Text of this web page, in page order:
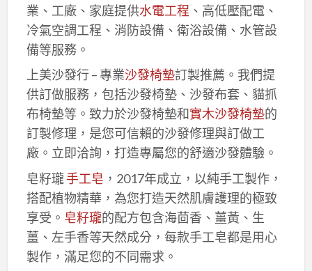
業、工廠、家庭提供水電工程 、高低壓配電、
冷氣空調工程、消防設備、衛浴設備、水管設
備等服務。
上美沙發行 – 專業沙發椅墊訂製推薦。我們提
供訂做服務，包括沙發椅墊、沙發布套、貓抓
布椅墊等。致力於沙發椅墊和實木沙發椅墊的
訂製修理，是您可信賴的沙發修理與訂做工
廠。立即洽詢，打造專屬您的舒適沙發體驗。
皂籽瓏手工皂 ，2017年成立，以純手工製作，
搭配植物精華，為您打造天然肌膚護理的極致
享受。 皂籽瓏的配方包含海茴香、薑黃、生
薑、左手香等天然成分，每款手工皂都是用心
製作，滿足您的不同需求。